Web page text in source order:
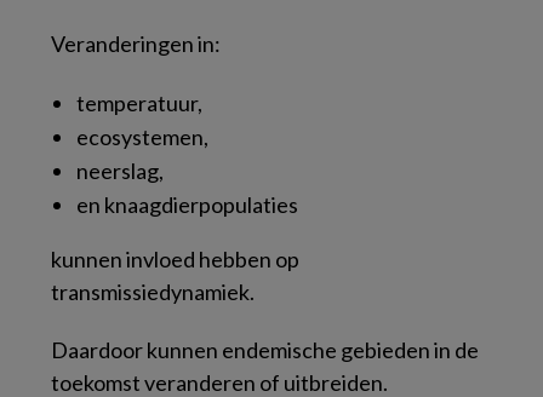
Veranderingen in:
temperatuur,
ecosystemen,
neerslag,
en knaagdierpopulaties
kunnen invloed hebben op
transmissiedynamiek.
Daardoor kunnen endemische gebieden in de
toekomst veranderen of uitbreiden.